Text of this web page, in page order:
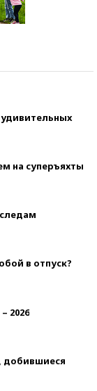
на суперъяхты
в отпуск?
2026
добившиеся